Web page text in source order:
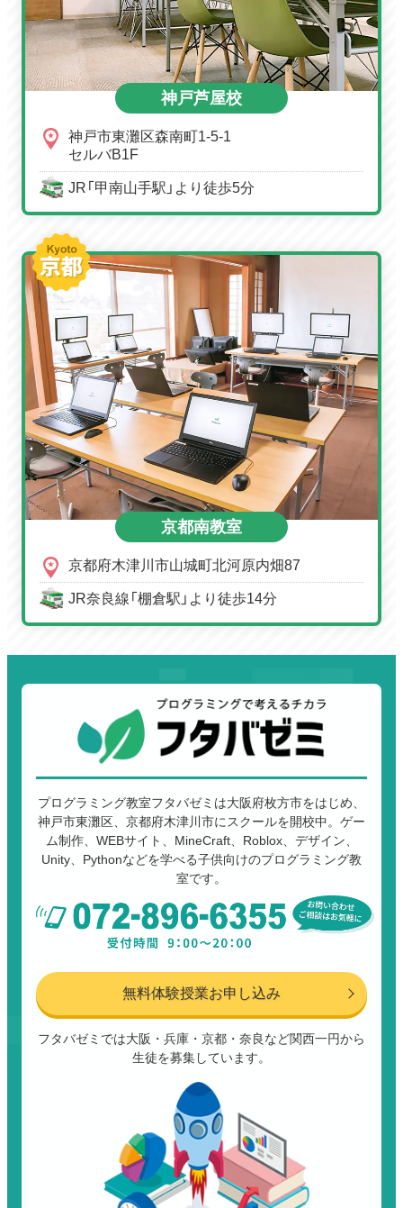
神戸芦屋校
神戸市東灘区森南町1-5-1
セルバB1F
JR「甲南山手駅」より徒歩5分
京都南教室
京都府木津川市山城町北河原内畑87
JR奈良線「棚倉駅」より徒歩14分
プログラミング教室フタバゼミは大阪府枚方市をはじめ、
神戸市東灘区、京都府木津川市にスクールを開校中。ゲー
ム制作、WEBサイト、MineCraft、Roblox、デザイン、
Unity、Pythonなどを学べる子供向けのプログラミング教
室です。
無料体験授業お申し込み
フタバゼミでは大阪・兵庫・京都・奈良など関西一円から
生徒を募集しています。